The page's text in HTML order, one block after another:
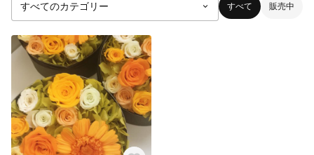
すべて 販売中